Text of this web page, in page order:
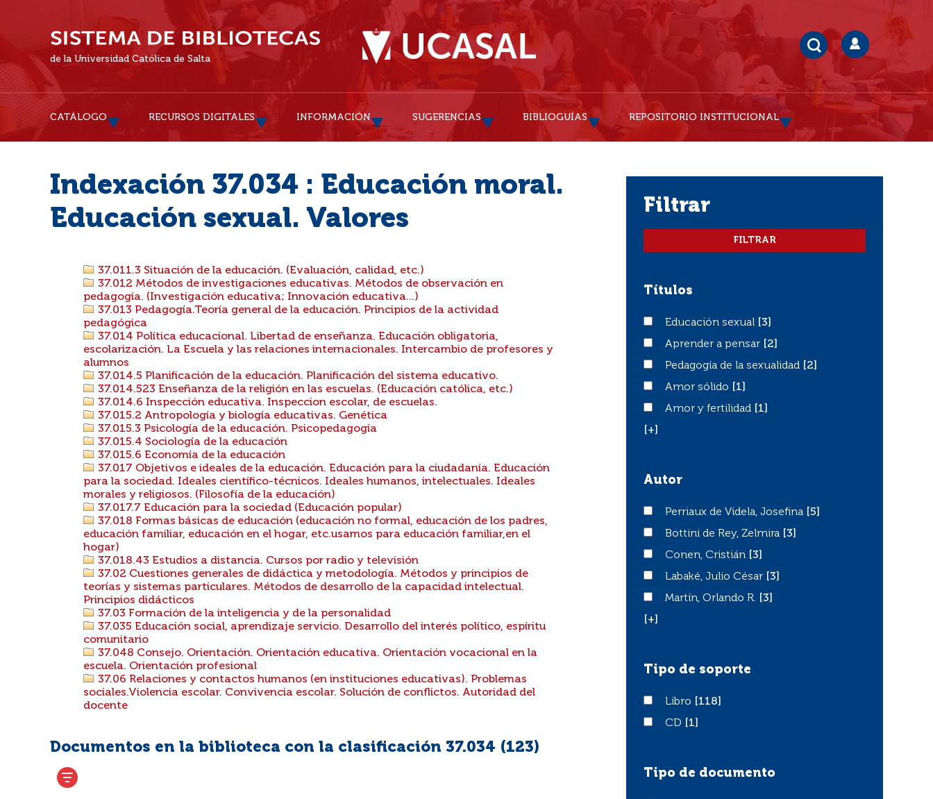
de la Universidad Católica de Salta
CATÁLOGO RECURSOS DIGITALES INFORMACIÓN SUGERENCIAS BIBLIOGUÍAS REPOSITORIO INSTITUCIONAL
Indexación 37.034 : Educación moral.
Educación sexual. Valores
37.011.3 Situación de la educación. (Evaluación, calidad, etc.)
37.012 Métodos de investigaciones educativas. Métodos de observación en
pedagogía. (Investigación educativa; Innovación educativa...)
37.013 Pedagogía.Teoría general de la educación. Principios de la actividad
pedagógica
37.014 Política educacional. Libertad de enseñanza. Educación obligatoria,
escolarización. La Escuela y las relaciones internacionales. Intercambio de profesores y
alumnos
37.014.5 Planificación de la educación. Planificación del sistema educativo.
37.014.523 Enseñanza de la religión en las escuelas. (Educación católica, etc.)
37.014.6 Inspección educativa. Inspeccion escolar, de escuelas.
37.015.2 Antropología y biología educativas. Genética
37.015.3 Psicología de la educación. Psicopedagogía
37.015.4 Sociología de la educación
37.015.6 Economía de la educación
37.017 Objetivos e ideales de la educación. Educación para la ciudadanía. Educación
para la sociedad. Ideales científico-técnicos. Ideales humanos, intelectuales. Ideales
morales y religiosos. (Filosofía de la educación)
37.017.7 Educación para la sociedad (Educación popular)
37.018 Formas básicas de educación (educación no formal, educación de los padres,
educación familiar, educación en el hogar, etc.usamos para educación familiar,en el
hogar)
37.018.43 Estudios a distancia. Cursos por radio y televisión
37.02 Cuestiones generales de didáctica y metodología. Métodos y principios de
teorías y sistemas particulares. Métodos de desarrollo de la capacidad intelectual.
Principios didácticos
37.03 Formación de la inteligencia y de la personalidad
37.035 Educación social, aprendizaje servicio. Desarrollo del interés político, espíritu
comunitario
37.048 Consejo. Orientación. Orientación educativa. Orientación vocacional en la
escuela. Orientación profesional
37.06 Relaciones y contactos humanos (en instituciones educativas). Problemas
sociales.Violencia escolar. Convivencia escolar. Solución de conflictos. Autoridad del
docente
Documentos en la biblioteca con la clasificación 37.034 (123)
filtrar
Títulos
Educación sexual
Educación sexual
[3]
Aprender a pensar
Aprender a pensar
[2]
Pedagogía de la sexualidad
Pedagogía de la sexualidad
[2]
Amor sólido
Amor sólido
[1]
Amor y fertilidad
Amor y fertilidad
[1]
[+]
Autor
Perriaux de Videla, Josefina
Perriaux de Videla, Josefina
[5]
Bottini de Rey, Zelmira
Bottini de Rey, Zelmira
[3]
Conen, Cristián
Conen, Cristián
[3]
Labaké, Julio César
Labaké, Julio César
[3]
Martín, Orlando R.
Martín, Orlando R.
[3]
[+]
Tipo de soporte
LibroLibro
[118]
CD
CD [1]
Tipo de documento